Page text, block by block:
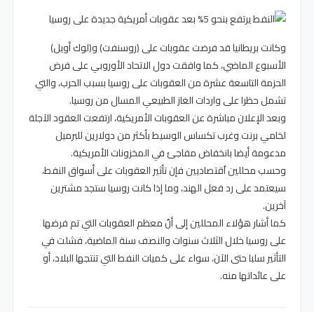
وكانت بريطانيا قد فرضت عقوبات على (روسنفت) و(لوك أويل)
الأسبوع الماضي، كما وافقت دول الاتحاد الأوروبي على فرض
الحزمة التاسعة عشرة من العقوبات على روسيا بسبب الحرب، والتي
تشمل حظرا على واردات الغاز الطبيعي المسال من روسيا.
وبعد الإعلان مباشرة عن العقوبات الأمريكية، ارتفعت العقود الآجلة
لخامي برنت وغرب تكساس الوسيط بأكثر من دولارين للبرميل
مدعومة أيضا بانخفاض مفاجئ في المخزونات الأمريكية.
وحسب محللين اُقتصاديين فإن تأثير العقوبات على أسواق النفط،
سيعتمد على رد فعل الهند، وما إذا كانت روسيا ستجد مشترين
آخرين.
كما أشار هؤلاء المحللين إلى أنّ معظم العقوبات التي تم فرضها
على روسيا خلال الثلاث سنوات والنصف سنة الماضية، فشلت في
التأثير سلبا حتى الآن، سواء على كميات النفط التي تنتجها البلاد، أو
على عائداتها منه.